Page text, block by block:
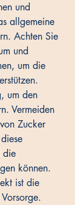
und
allgemeine
Achten Sie
und
um die
um den
Vermeiden
Zucker
die
können.
ist die